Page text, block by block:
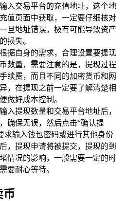
入交易平台的充值地址，这个地
值页面中获取，一定要仔细核对
旦地址错误，极有可能导致资产
损失。
据自身的需求，合理设置要提现
数量，需要注意的是，提现过程
续费，而且不同的加密货币和网
，在提现之前一定要了解清楚相
做好成本控制。
入提现数量和交易平台地址后，
确保无误，然后点击“确认提
求输入钱包密码或进行其他身份
，提现申请将被提交，提现的到
情况的影响，一般需要一定的时
要耐心等待。
币